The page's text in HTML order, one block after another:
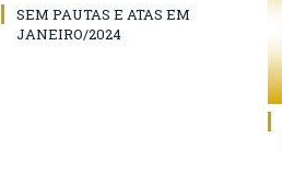
SEM PAUTAS E ATAS EM
JANEIRO/2024